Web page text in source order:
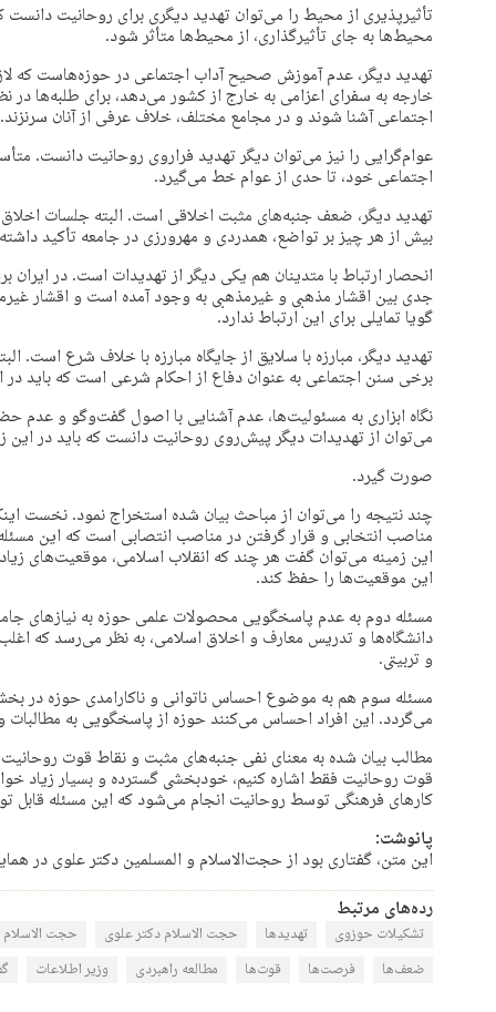
تأثیرپذیری از محیط را می‌توان تهدید دیگری برای روحانیت
محیط‌ها به جای تأثیرگذاری، از محیط‌ها متأثر شود.
تهدید دیگر، عدم آموزش صحیح آداب اجتماعی در حوزه‌هاست که
خارجه به سفرای اعزامی به خارج از کشور می‌دهد، برای طلبه‌ها در
اجتماعی آشنا شوند و در مجامع مختلف، خلاف عرفی از آنان سرنزند.
عوام‌گرایی را نیز می‌توان دیگر تهدید فراروی روحانیت دانست.
اجتماعی خود، تا حدی از عوام خط می‌گیرد.
تهدید دیگر، ضعف جنبه‌های مثبت اخلاقی است. البته جلسات
بیش از هر چیز بر تواضع، همدردی و مهرورزی در جامعه تأکید
انحصار ارتباط با متدینان هم یکی دیگر از تهدیدات است. در
جدی بین اقشار مذهبی و غیرمذهبی به وجود آمده است و اقشار
گویا تمایلی برای این ارتباط ندارد.
تهدید دیگر، مبارزه با سلایق از جایگاه مبارزه با خلاف شرع
برخی سنن اجتماعی به‌ عنوان دفاع از احکام شرعی است که باید
نگاه ابزاری به مسئولیت‌ها، عدم آشنایی با اصول گفت‌وگو و
می‌توان از تهدیدات دیگر پیش‌روی روحانیت دانست که باید در این
صورت گیرد.
چند نتیجه را می‌توان از مباحث بیان شده استخراج نمود. نخست
مناصب انتخابی و قرار گرفتن در مناصب انتصابی است که این
این زمینه می‌توان گفت هر چند که انقلاب اسلامی، موقعیت‌های
این موقعیت‌ها را حفظ کند.
مسئله دوم به عدم پاسخگویی محصولات علمی حوزه به نیازهای
دانشگاه‌ها و تدریس معارف و اخلاق اسلامی، به نظر می‌رسد که
و تربیتی.
مسئله سوم هم به موضوع احساس ناتوانی و ناکارامدی حوزه در
می‌گردد. این افراد احساس می‌کنند حوزه از پاسخگویی به مطالبات
مطالب بیان شده به معنای نفی جنبه‌های مثبت و نقاط قوت
قوت روحانیت فقط اشاره کنیم، خودبخشی گسترده و بسیار زیاد
کارهای فرهنگی توسط روحانیت انجام می‌شود که این مسئله قابل
پانوشت:
این متن، گفتاری بود از حجت‌الاسلام و المسلمین دکتر علوی در
رده‌های مرتبط
تشکیلات حوزوی تهدیدها حجت الاسلام دکتر علوی
حجت
ضعف‌ها
فرصت‌ها قوت‌ها مطالعه راهبردی وزیر اطلاعات